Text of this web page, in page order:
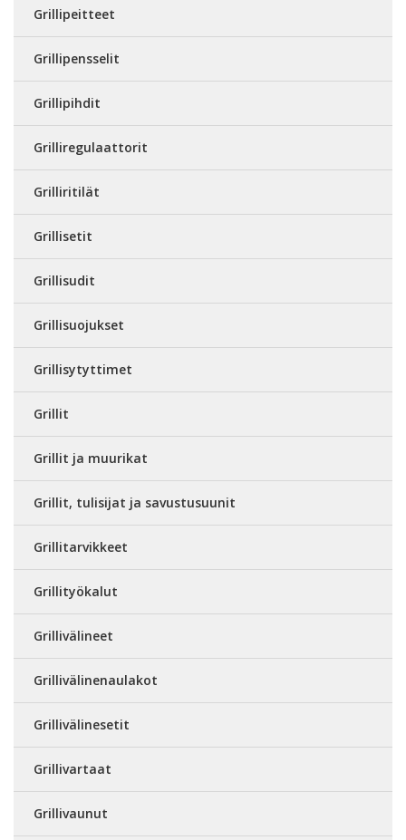
Grillipeitteet
Grillipensselit
Grillipihdit
Grilliregulaattorit
Grilliritilät
Grillisetit
Grillisudit
Grillisuojukset
Grillisytyttimet
Grillit
Grillit ja muurikat
Grillit, tulisijat ja savustusuunit
Grillitarvikkeet
Grillityökalut
Grillivälineet
Grillivälinenaulakot
Grillivälinesetit
Grillivartaat
Grillivaunut